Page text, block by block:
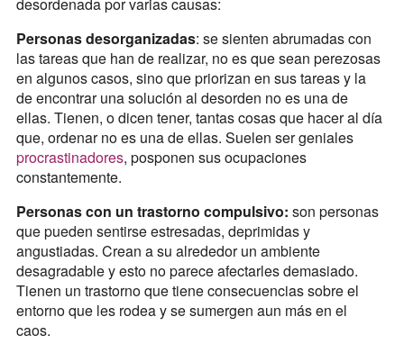
desordenada por varias causas:
Personas desorganizadas: se sienten abrumadas con
las tareas que han de realizar, no es que sean perezosas
en algunos casos, sino que priorizan en sus tareas y la
de encontrar una solución al desorden no es una de
ellas. Tienen, o dicen tener, tantas cosas que hacer al día
que, ordenar no es una de ellas. Suelen ser geniales
procrastinadores, posponen sus ocupaciones
constantemente.
Personas con un trastorno compulsivo: son personas
que pueden sentirse estresadas, deprimidas y
angustiadas. Crean a su alrededor un ambiente
desagradable y esto no parece afectarles demasiado.
Tienen un trastorno que tiene consecuencias sobre el
entorno que les rodea y se sumergen aun más en el
caos.